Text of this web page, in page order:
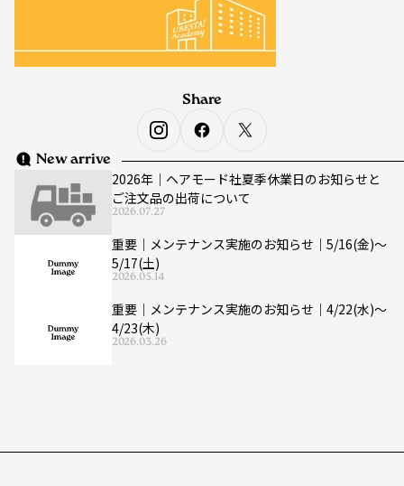
New arrive
2026年｜ヘアモード社夏季休業日のお知らせと
ご注文品の出荷について
2026.07.27
重要｜メンテナンス実施のお知らせ｜5/16(金)〜
5/17(土)
2026.05.14
重要｜メンテナンス実施のお知らせ｜4/22(水)〜
4/23(木)
2026.03.26
Share